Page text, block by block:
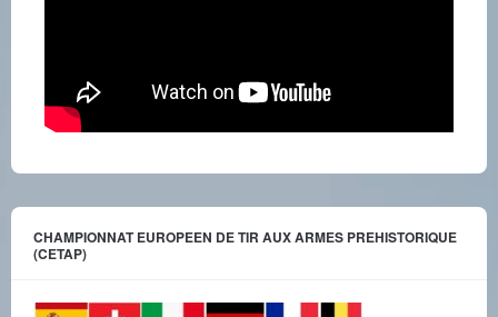
CHAMPIONNAT EUROPEEN DE TIR AUX ARMES PREHISTORIQUE
(CETAP)